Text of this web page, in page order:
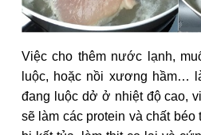
Việc cho thêm nước lạnh,
luộc, hoặc nồi xương hầm…
đang luộc dở ở nhiệt độ cao,
sẽ làm các protein và chất